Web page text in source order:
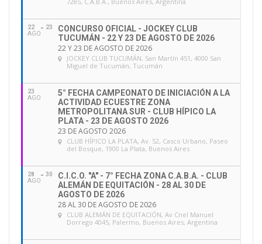
22
AGO
23
CONCURSO OFICIAL - JOCKEY CLUB
TUCUMÁN - 22 Y 23 DE AGOSTO DE 2026
22 Y 23 DE AGOSTO DE 2026
JOCKEY CLUB TUCUMÁN, San Martín 451, 4000 San
Miguel de Tucumán, Tucumán
23
AGO
5° FECHA CAMPEONATO DE INICIACIÓN A LA
ACTIVIDAD ECUESTRE ZONA
METROPOLITANA SUR - CLUB HÍPICO LA
PLATA - 23 DE AGOSTO 2026
23 DE AGOSTO 2026
CLUB HÍPICO LA PLATA, Av. 52, Casco Urbano, Paseo
del Bosque, 1900 La Plata, Buenos Aires
28
AGO
30
C.I.C.O. "A" - 7° FECHA ZONA C.A.B.A. - CLUB
ALEMÁN DE EQUITACIÓN - 28 AL 30 DE
AGOSTO DE 2026
28 AL 30 DE AGOSTO DE 2026
CLUB ALEMÁN DE EQUITACIÓN, Av Cnel Manuel
Dorrego 4045, Palermo, Buenos Aires, Argentina